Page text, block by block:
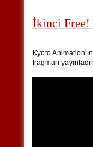
İkinci Free!
Kyoto
fragman